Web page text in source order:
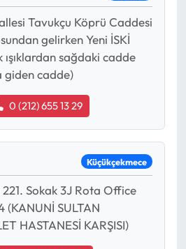
Tavukçu Köprü Caddesi
gelirken Yeni İSKİ
ışıklardan sağdaki cadde
giden cadde)
0 (212) 655 13 29
Küçükçekmece
Sokak 3J Rota Office
SULTAN
HASTANESİ KARŞISI)